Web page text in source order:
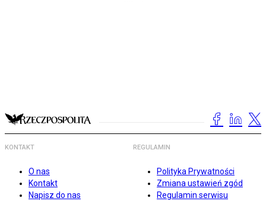
KONTAKT
O nas
Kontakt
Napisz do nas
REGULAMIN
Polityka Prywatności
Zmiana ustawień zgód
Regulamin serwisu